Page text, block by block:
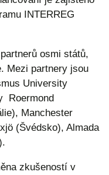
INTERREG
osmi států,
Mezi partnery jsou
University
Roermond
Manchester
(Švédsko), Almada
zkušeností v